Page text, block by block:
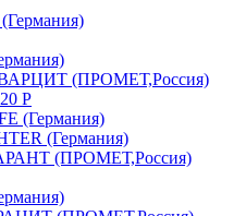
(ПРОМЕТ,Россия)
Р
(Германия)
(Германия)
(ПРОМЕТ,Россия)